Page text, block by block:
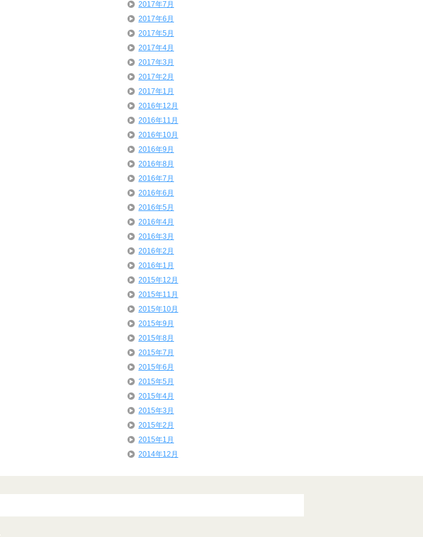
2017年7月
2017年6月
2017年5月
2017年4月
2017年3月
2017年2月
2017年1月
2016年12月
2016年11月
2016年10月
2016年9月
2016年8月
2016年7月
2016年6月
2016年5月
2016年4月
2016年3月
2016年2月
2016年1月
2015年12月
2015年11月
2015年10月
2015年9月
2015年8月
2015年7月
2015年6月
2015年5月
2015年4月
2015年3月
2015年2月
2015年1月
2014年12月